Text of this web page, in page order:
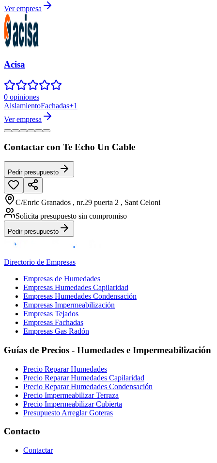
Ver empresa
Acisa
0 opiniones
AislamientoFachadas+1
Ver empresa
Contactar con Te Echo Un Cable
Pedir presupuesto
C/Enric Granados , nr.29 puerta 2 , Sant Celoni
Solicita presupuesto sin compromiso
Pedir presupuesto
Directorio de Empresas
Empresas de Humedades
Empresas Humedades Capilaridad
Empresas Humedades Condensación
Empresas Impermeabilización
Empresas Tejados
Empresas Fachadas
Empresas Gas Radón
Guías de Precios - Humedades e Impermeabilización
Precio Reparar Humedades
Precio Reparar Humedades Capilaridad
Precio Reparar Humedades Condensación
Precio Impermeabilizar Terraza
Precio Impermeabilizar Cubierta
Presupuesto Arreglar Goteras
Contacto
Contactar